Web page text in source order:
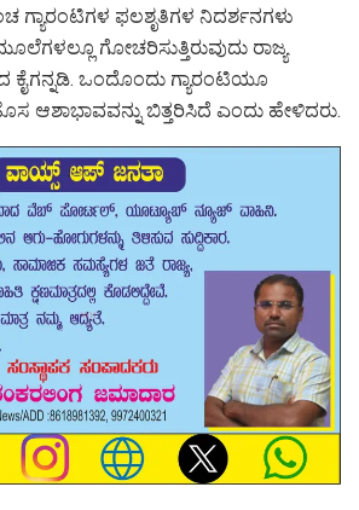
ಫಲಶೃತಿಗಳ ನಿದರ್ಶನಗಳು
ಗೋಚರಿಸುತ್ತಿರುವುದು ರಾಜ್ಯ
ಕೈಗನ್ನಡಿ. ಒಂದೊಂದು ಗ್ಯಾರಂಟಿಯೂ
ಆಶಾಭಾವವನ್ನು ಬಿತ್ತರಿಸಿದೆ ಎಂದು ಹೇಳಿದರು.